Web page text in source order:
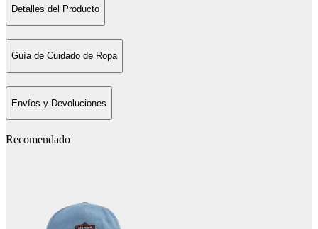
Detalles del Producto
Guía de Cuidado de Ropa
Envíos y Devoluciones
Recomendado